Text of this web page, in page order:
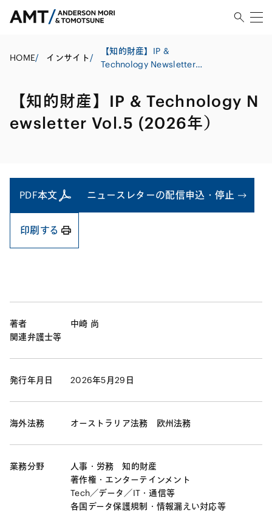
HOME/ インサイト/
【知的財産】IP &
Technology Newsletter
【知的財産】IP & Technology N
ewsletter Vol.5 (2026年）
PDF本文 ニュースレターの配信申込・停止
印刷する
著者
関連弁護士等
中崎 尚
発行年月日 2026年5月29日
海外法務 オーストラリア法務 欧州法務
業務分野 人事・労務
知的財産
著作権・エンターテインメント
Tech／データ／IT・通信等
各国データ保護規制・情報漏えい対応等